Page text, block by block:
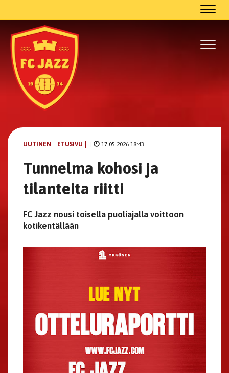
UUTINEN ETUSIVU 17.05.2026 18:43
Tunnelma kohosi ja
tilanteita riitti
FC Jazz nousi toisella puoliajalla voittoon
kotikentällään